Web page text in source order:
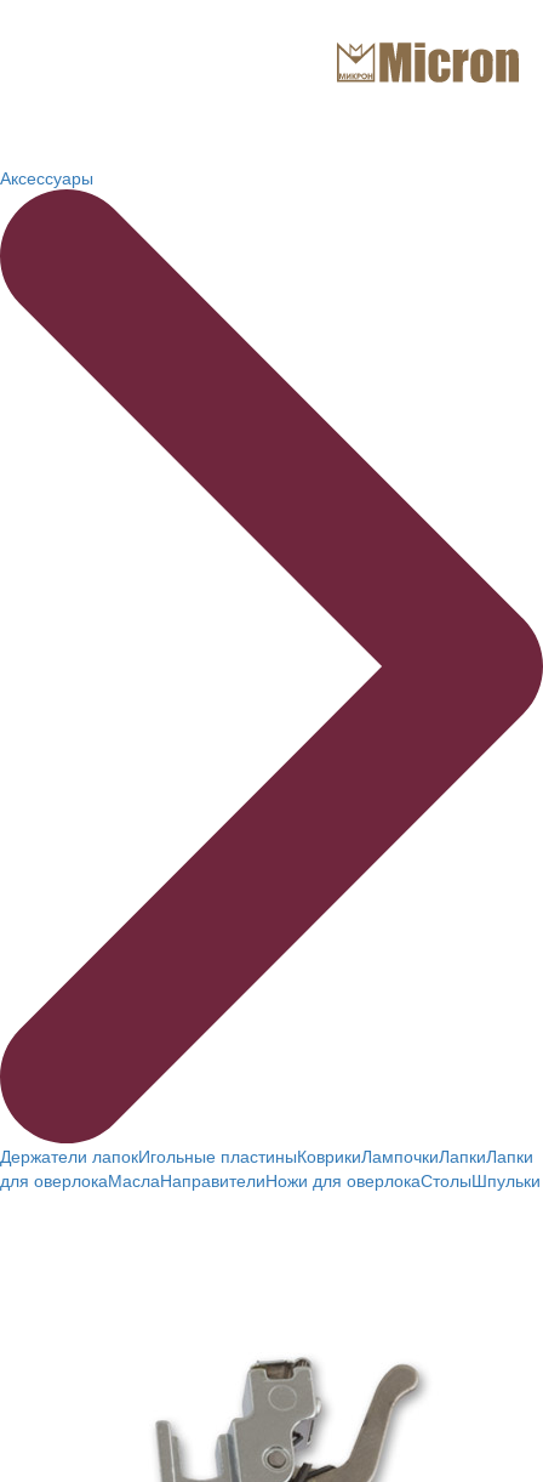
Аксессуары
Держатели лапокИгольные пластиныКоврикиЛампочкиЛапкиЛапки
для оверлокаМаслаНаправителиНожи для оверлокаСтолыШпульки